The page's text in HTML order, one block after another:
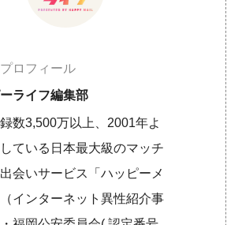
ロフィール
ライフ編集部
数3,500万以上、2001年よ
ている日本最大級のマッチ
会いサービス「ハッピーメ
インターネット異性紹介事